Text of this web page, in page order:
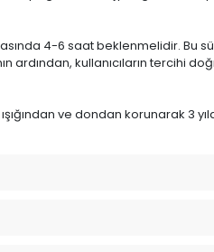
4-6 saat beklenmelidir. Bu
ardından, kullanıcıların tercihi
ve dondan korunarak